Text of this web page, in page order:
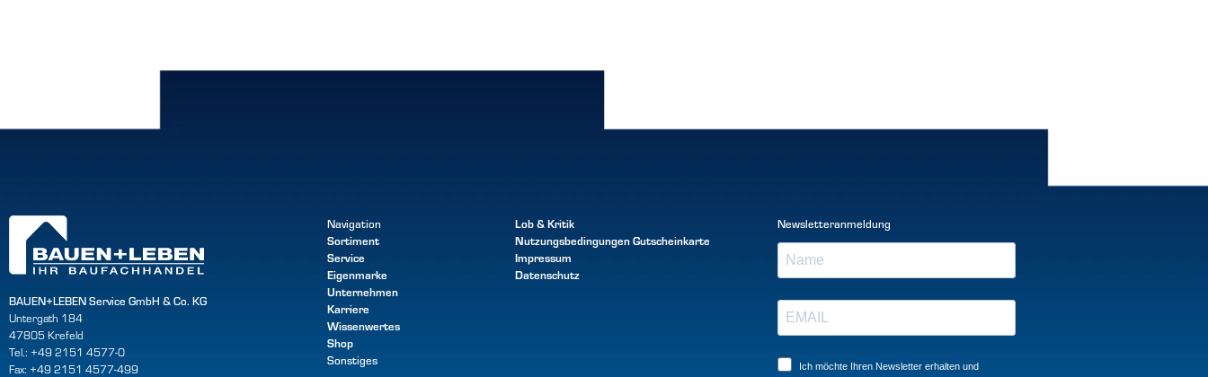
BAUEN+LEBEN Service GmbH & Co. KG
Untergath 184
47805 Krefeld
Tel.: +49 2151 4577-0
Fax: +49 2151 4577-499
Navigation
Sortiment
Service
Eigenmarke
Unternehmen
Karriere
Wissenwertes
Shop
Sonstiges
Lob & Kritik
NutzungsbedingungenGutscheinkarte
Impressum
Datenschutz
Newsletteranmeldung
Ich möchte Ihren Newsletter erhalten und